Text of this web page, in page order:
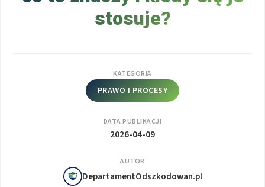
stosuje?
KATEGORIA
PRAWO I PROCESY
DATA PUBLIKACJI
2026-04-09
AUTOR
DepartamentOdszkodowan.pl